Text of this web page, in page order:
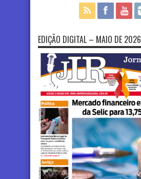
EDIÇÃO DIGITAL – MAIO DE 2026